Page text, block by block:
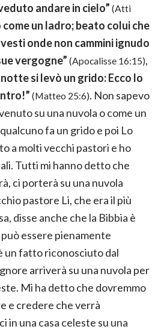
andare in cielo” (Atti
come un ladro; beato colui che
onde non cammini ignudo
vergogne” (Apocalisse 16:15),
si levò un grido: Ecco lo
(Matteo 25:6). Non sapevo
su una nuvola o come un
fa un grido e poi Lo
a molti vecchi pastori e ho
Tutti mi hanno detto che
ci porterà su una nuvola
pastore Li, che era il più
disse anche che la Bibbia è
essere pienamente
un fatto riconosciuto dal
arriverà su una nuvola per
Mi ha detto che dovremmo
e credere che verrà
in una casa celeste su una